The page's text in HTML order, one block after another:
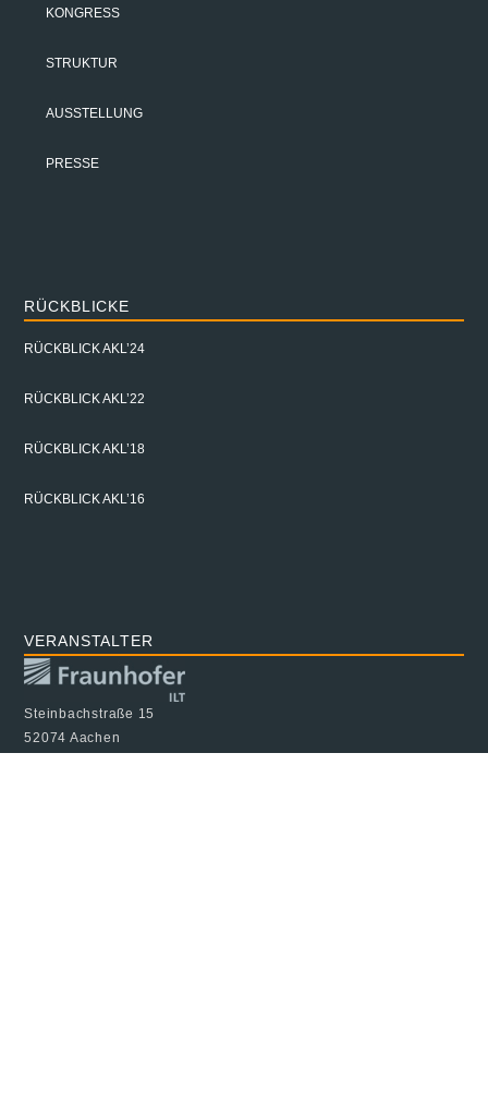
KONGRESS
STRUKTUR
AUSSTELLUNG
PRESSE
RÜCKBLICKE
RÜCKBLICK AKL’24
RÜCKBLICK AKL’22
RÜCKBLICK AKL’18
RÜCKBLICK AKL’16
VERANSTALTER
Steinbachstraße 15
52074 Aachen